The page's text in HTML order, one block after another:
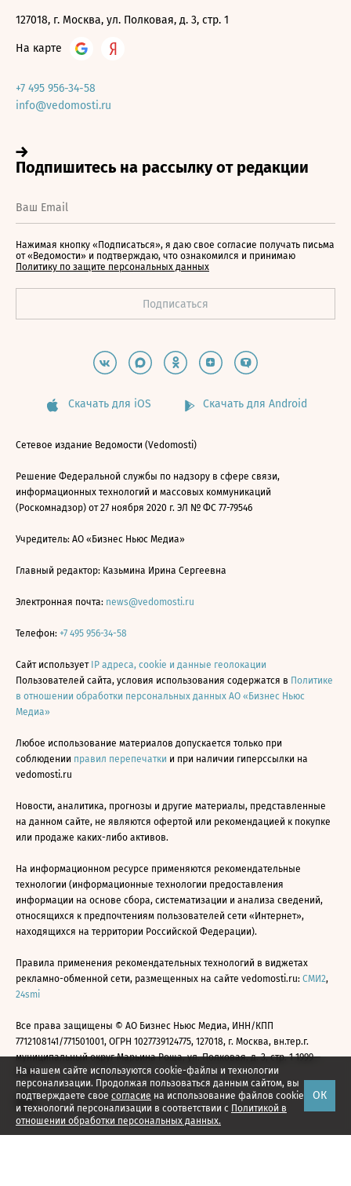
На нашем сайте используются cookie-файлы и технологии
персонализации. Продолжая пользоваться данным сайтом, вы
подтверждаете свое согласие на использование файлов cookie
и технологий персонализации в соответствии с Политикой в
отношении обработки персональных данных.
ОК
127018, г. Москва, ул. Полковая, д. 3, стр. 1
На карте
+7 495 956-34-58
info@vedomosti.ru
Нажимая кнопку «Подписаться», я даю свое согласие получать письма
от «Ведомости» и подтверждаю, что ознакомился и принимаю
Политику по защите персональных данных
Скачать для iOS Скачать для Android
Сетевое издание Ведомости (Vedomosti)
Решение Федеральной службы по надзору в сфере связи,
информационных технологий и массовых коммуникаций
(Роскомнадзор) от 27 ноября 2020 г. ЭЛ № ФС 77-79546
Учредитель: АО «Бизнес Ньюс Медиа»
Главный редактор: Казьмина Ирина Сергеевна
Электронная почта: news@vedomosti.ru
Телефон: +7 495 956-34-58
Сайт использует IP адреса, cookie и данные геолокации
Пользователей сайта, условия использования содержатся в Политике
в отношении обработки персональных данных АО «Бизнес Ньюс
Медиа»
Любое использование материалов допускается только при
соблюдении правил перепечатки и при наличии гиперссылки на
vedomosti.ru
Новости, аналитика, прогнозы и другие материалы, представленные
на данном сайте, не являются офертой или рекомендацией к покупке
или продаже каких-либо активов.
На информационном ресурсе применяются рекомендательные
технологии (информационные технологии предоставления
информации на основе сбора, систематизации и анализа сведений,
относящихся к предпочтениям пользователей сети «Интернет»,
находящихся на территории Российской Федерации).
Правила применения рекомендательных технологий в виджетах
рекламно-обменной сети, размещенных на сайте vedomosti.ru: СМИ2,
24smi
Все права защищены © АО Бизнес Ньюс Медиа, ИНН/КПП
7712108141/771501001, ОГРН 1027739124775, 127018, г. Москва, вн.тер.г.
муниципальный округ Марьина Роща, ул. Полковая, д. 3, стр. 1 1999—
2026